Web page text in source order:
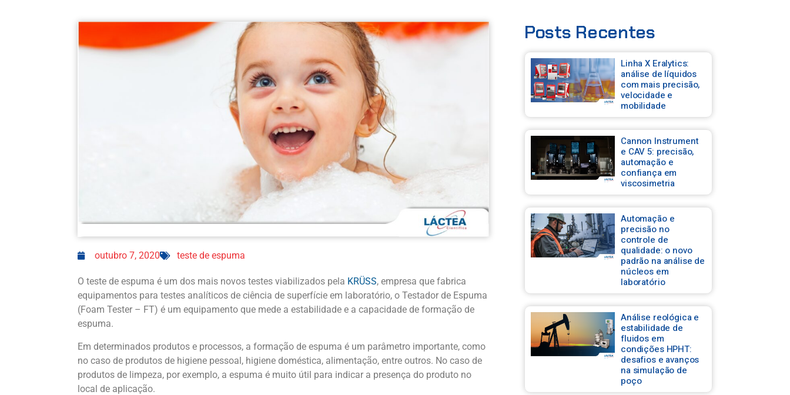
outubro 7, 2020 teste de espuma
O teste de espuma é um dos mais novos testes viabilizados pela KRÜSS, empresa que fabrica
equipamentos para testes analíticos de ciência de superfície em laboratório, o Testador de Espuma
(Foam Tester – FT) é um equipamento que mede a estabilidade e a capacidade de formação de
espuma.
Em determinados produtos e processos, a formação de espuma é um parâmetro importante, como
no caso de produtos de higiene pessoal, higiene doméstica, alimentação, entre outros. No caso de
produtos de limpeza, por exemplo, a espuma é muito útil para indicar a presença do produto no
local de aplicação.
Posts Recentes
Linha X Eralytics:
análise de líquidos
com mais precisão,
velocidade e
mobilidade
Cannon Instrument
e CAV 5: precisão,
automação e
confiança em
viscosimetria
Automação e
precisão no
controle de
qualidade: o novo
padrão na análise de
núcleos em
laboratório
Análise reológica e
estabilidade de
fluidos em
condições HPHT:
desafios e avanços
na simulação de
poço